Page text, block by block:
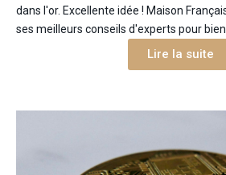
dans l'or. Excellente idée ! Maison
ses meilleurs conseils d'experts pour
Lire la suite